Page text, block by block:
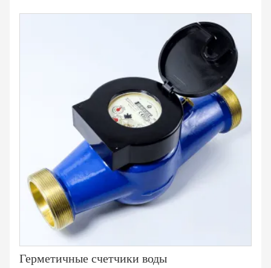
Герметичные счетчики воды